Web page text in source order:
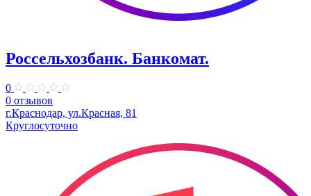
Россельхозбанк. Банкомат.
0
0 отзывов
г.Краснодар, ул.Красная, 81
Круглосуточно